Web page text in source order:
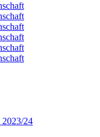
2023/24